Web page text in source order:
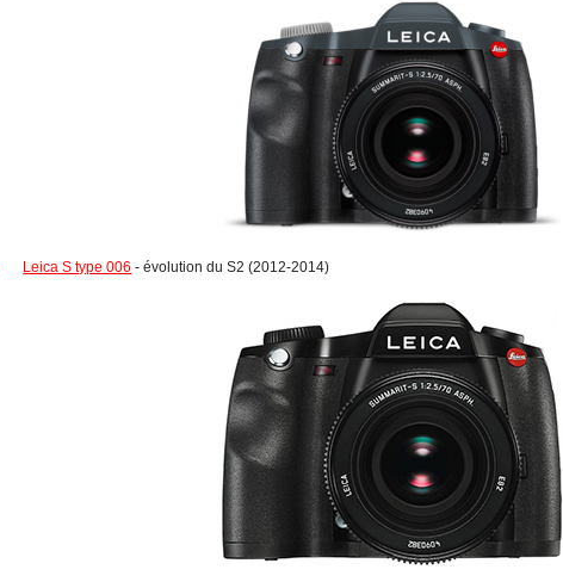
Leica S type 006 - évolution du S2 (2012-2014)